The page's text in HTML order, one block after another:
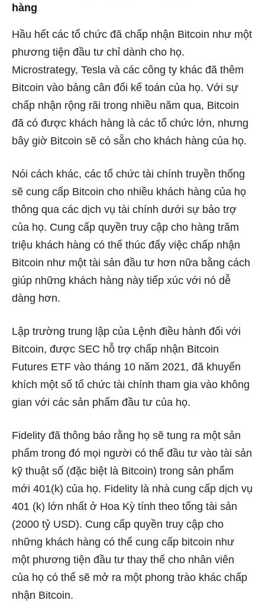
hàng
Hầu hết các tổ chức đã chấp nhận Bitcoin như một
phương tiện đầu tư chỉ dành cho họ.
Microstrategy, Tesla và các công ty khác đã thêm
Bitcoin vào bảng cân đối kế toán của họ. Với sự
chấp nhận rộng rãi trong nhiều năm qua, Bitcoin
đã có được khách hàng là các tổ chức lớn, nhưng
bây giờ Bitcoin sẽ có sẵn cho khách hàng của họ.
Nói cách khác, các tổ chức tài chính truyền thống
sẽ cung cấp Bitcoin cho nhiều khách hàng của họ
thông qua các dịch vụ tài chính dưới sự bảo trợ
của họ. Cung cấp quyền truy cập cho hàng trăm
triệu khách hàng có thể thúc đẩy việc chấp nhận
Bitcoin như một tài sản đầu tư hơn nữa bằng cách
giúp những khách hàng này tiếp xúc với nó dễ
dàng hơn.
Lập trường trung lập của Lệnh điều hành đối với
Bitcoin, được SEC hỗ trợ chấp nhận Bitcoin
Futures ETF vào tháng 10 năm 2021, đã khuyến
khích một số tổ chức tài chính tham gia vào không
gian với các sản phẩm đầu tư của họ.
Fidelity đã thông báo rằng họ sẽ tung ra một sản
phẩm trong đó mọi người có thể đầu tư vào tài sản
kỹ thuật số (đặc biệt là Bitcoin) trong sản phẩm
mới 401(k) của họ. Fidelity là nhà cung cấp dịch vụ
401 (k) lớn nhất ở Hoa Kỳ tính theo tổng tài sản
(2000 tỷ USD). Cung cấp quyền truy cập cho
những khách hàng có thể cung cấp bitcoin như
một phương tiện đầu tư thay thế cho nhân viên
của họ có thể sẽ mở ra một phong trào khác chấp
nhận Bitcoin.